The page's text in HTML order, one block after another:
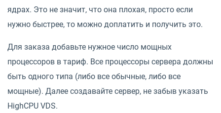
ядрах. Это не значит, что она плохая, просто если
нужно быстрее, то можно доплатить и получить это.
Для заказа добавьте нужное число мощных
процессоров в тариф. Все процессоры сервера должны
быть одного типа (либо все обычные, либо все
мощные). Далее создавайте сервер, не забыв указать
HighCPU VDS.